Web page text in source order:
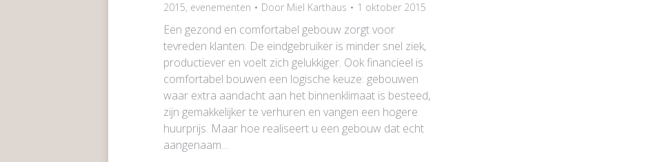
2015, evenementen Door Miel Karthaus 1 oktober 2015
Een gezond en comfortabel gebouw zorgt voor
tevreden klanten. De eindgebruiker is minder snel ziek,
productiever en voelt zich gelukkiger. Ook financieel is
comfortabel bouwen een logische keuze: gebouwen
waar extra aandacht aan het binnenklimaat is besteed,
zijn gemakkelijker te verhuren en vangen een hogere
huurprijs. Maar hoe realiseert u een gebouw dat echt
aangenaam…